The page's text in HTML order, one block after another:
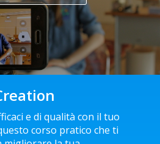
e di qualità con il tuo
corso pratico che ti